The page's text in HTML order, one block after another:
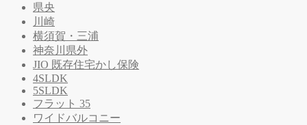
県央
川崎
横須賀・三浦
神奈川県外
JIO 既存住宅かし保険
4SLDK
5SLDK
フラット 35
ワイドバルコニー